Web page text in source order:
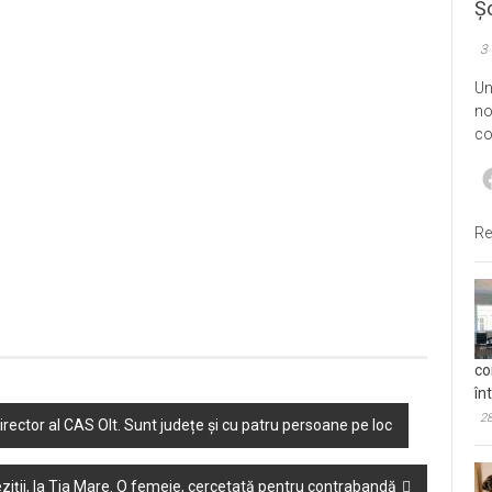
al CAS Olt. Sunt județe și cu patru persoane pe loc
la Tia Mare. O femeie, cercetată pentru contrabandă
3